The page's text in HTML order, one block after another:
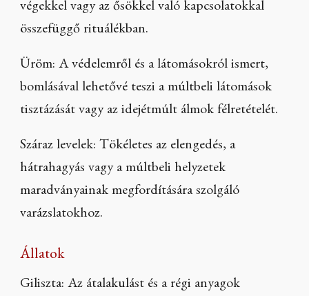
végekkel vagy az ősökkel való kapcsolatokkal
összefüggő rituálékban.
Üröm: A védelemről és a látomásokról ismert,
bomlásával lehetővé teszi a múltbeli látomások
tisztázását vagy az idejétmúlt álmok félretételét.
Száraz levelek: Tökéletes az elengedés, a
hátrahagyás vagy a múltbeli helyzetek
maradványainak megfordítására szolgáló
varázslatokhoz.
Állatok
Giliszta: Az átalakulást és a régi anyagok